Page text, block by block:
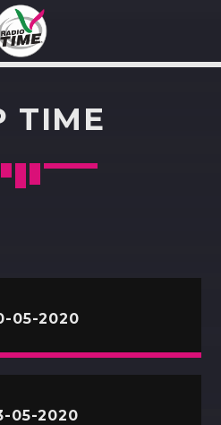
TIME
05-2020
05-2020